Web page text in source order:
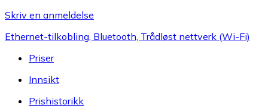
Skriv en anmeldelse
Ethernet-tilkobling, Bluetooth, Trådløst nettverk (Wi-Fi)
Priser
Innsikt
Prishistorikk